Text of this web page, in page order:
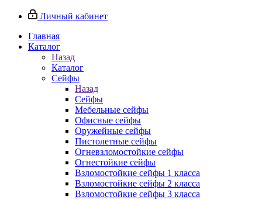
Личный кабинет
Главная
Каталог
Назад
Каталог
Сейфы
Назад
Сейфы
Мебельные сейфы
Офисные сейфы
Оружейные сейфы
Пистолетные сейфы
Огневзломостойкие сейфы
Огнестойкие сейфы
Взломостойкие сейфы 1 класса
Взломостойкие сейфы 2 класса
Взломостойкие сейфы 3 класса